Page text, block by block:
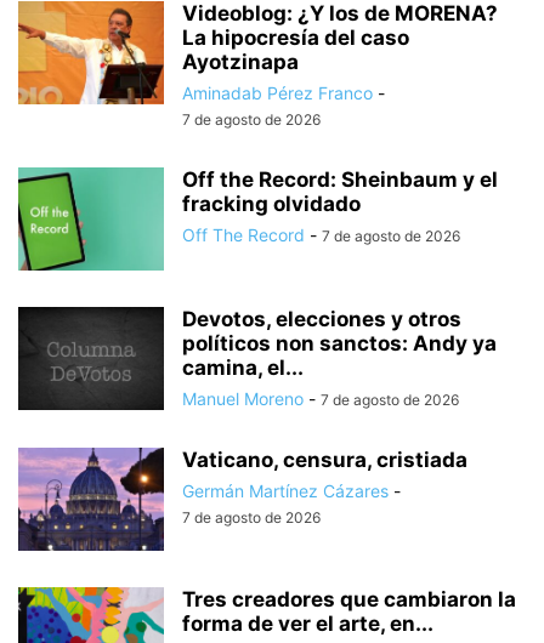
Videoblog: ¿Y los de MORENA?
La hipocresía del caso
Ayotzinapa
Aminadab Pérez Franco -
7 de agosto de 2026
Off the Record: Sheinbaum y el
fracking olvidado
Off The Record - 7 de agosto de 2026
Devotos, elecciones y otros
políticos non sanctos: Andy ya
camina, el...
Manuel Moreno - 7 de agosto de 2026
Vaticano, censura, cristiada
Germán Martínez Cázares -
7 de agosto de 2026
Tres creadores que cambiaron la
forma de ver el arte, en...